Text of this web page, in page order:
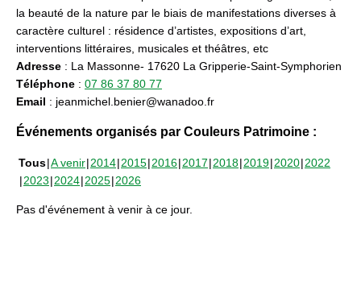
la beauté de la nature par le biais de manifestations diverses à
caractère culturel : résidence d’artistes, expositions d’art,
interventions littéraires, musicales et théâtres, etc
Adresse : La Massonne- 17620 La Gripperie-Saint-Symphorien
Téléphone : 07 86 37 80 77
Email : jeanmichel.benier@wanadoo.fr
Événements organisés par Couleurs Patrimoine :
Tous A venir 2014 2015 2016 2017 2018 2019 2020 2022
2023 2024 2025 2026
Pas d'événement à venir à ce jour.